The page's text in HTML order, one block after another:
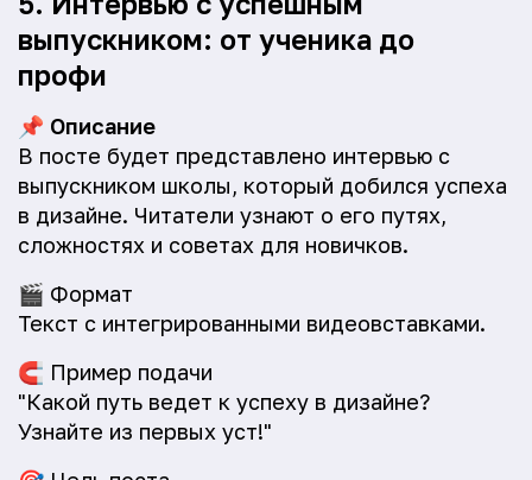
выпускником: от ученика до
профи
📌 Описание
В посте будет представлено интервью с
выпускником школы, который добился успеха
в дизайне. Читатели узнают о его путях,
сложностях и советах для новичков.
🎬 Формат
Текст с интегрированными видеовставками.
🧲 Пример подачи
"Какой путь ведет к успеху в дизайне?
Узнайте из первых уст!"